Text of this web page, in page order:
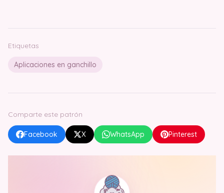
Etiquetas
Aplicaciones en ganchillo
Comparte este patrón
Facebook X WhatsApp Pinterest